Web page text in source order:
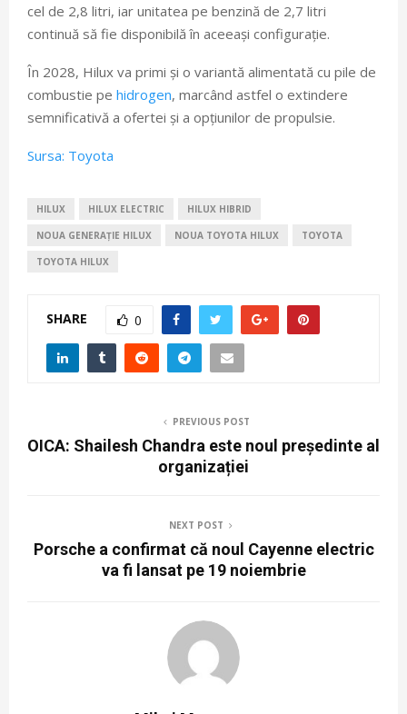
cel de 2,8 litri, iar unitatea pe benzină de 2,7 litri
continuă să fie disponibilă în aceeași configurație.
În 2028, Hilux va primi și o variantă alimentată cu pile de
combustie pe hidrogen, marcând astfel o extindere
semnificativă a ofertei și a opțiunilor de propulsie.
Sursa: Toyota
HILUX HILUX ELECTRIC HILUX HIBRID
NOUA GENERAȚIE HILUX NOUA TOYOTA HILUX TOYOTA
TOYOTA HILUX
SHARE 0
PREVIOUS POST
OICA: Shailesh Chandra este noul președinte al
organizației
NEXT POST
Porsche a confirmat că noul Cayenne electric
va fi lansat pe 19 noiembrie